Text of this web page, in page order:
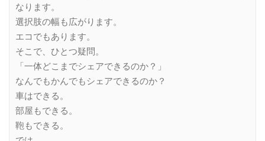
なります。
選択肢の幅も広がります。
エコでもあります。
そこで、ひとつ疑問。
「一体どこまでシェアできるのか？」
なんでもかんでもシェアできるのか？
車はできる。
部屋もできる。
鞄もできる。